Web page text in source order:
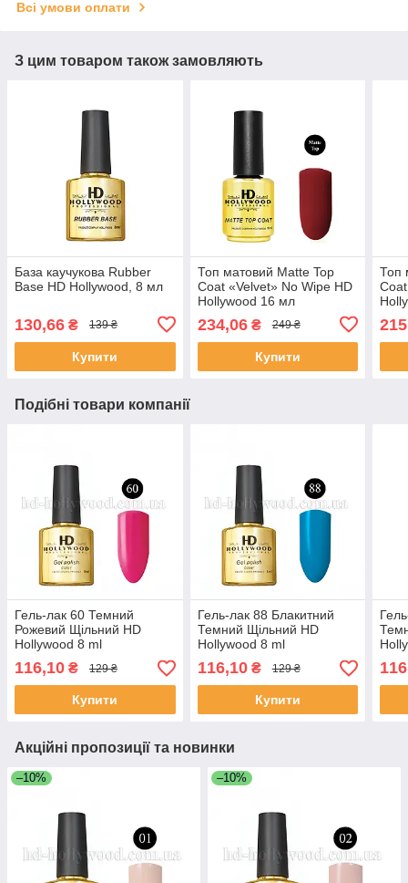
Всі умови оплати
З цим товаром також замовляють
База каучукова Rubber
Base HD Hollywood, 8 мл
130,66 ₴ 139 ₴
Купити
Топ матовий Matte Top
Coat «Velvet» No Wipe HD
Hollywood 16 мл
234,06₴ 249 ₴
Купити
Топ
Подібні товари компанії
Гель-лак 60 Темний
Рожевий Щільний HD
Hollywood 8 ml
116,10 ₴ 129 ₴
Купити
Гель-лак 88 Блакитний
Темний Щільний HD
Hollywood 8 ml
116,10₴ 129 ₴
Купити
Акційні пропозиції та новинки
–10% –10%